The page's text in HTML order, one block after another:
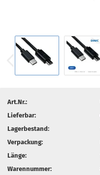
Art.Nr.:
Lieferbar:
Lagerbestand:
Verpackung:
Länge:
Warennummer: